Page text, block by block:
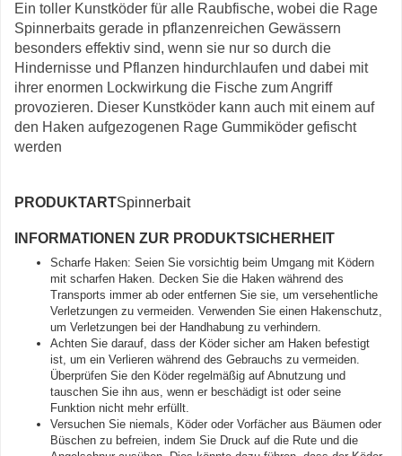
Ein toller Kunstköder für alle Raubfische, wobei die Rage
Spinnerbaits gerade in pflanzenreichen Gewässern
besonders effektiv sind, wenn sie nur so durch die
Hindernisse und Pflanzen hindurchlaufen und dabei mit
ihrer enormen Lockwirkung die Fische zum Angriff
provozieren. Dieser Kunstköder kann auch mit einem auf
den Haken aufgezogenen Rage Gummiköder gefischt
werden
PRODUKTARTSpinnerbait
INFORMATIONEN ZUR PRODUKTSICHERHEIT
Scharfe Haken: Seien Sie vorsichtig beim Umgang mit Ködern
mit scharfen Haken. Decken Sie die Haken während des
Transports immer ab oder entfernen Sie sie, um versehentliche
Verletzungen zu vermeiden. Verwenden Sie einen Hakenschutz,
um Verletzungen bei der Handhabung zu verhindern.
Achten Sie darauf, dass der Köder sicher am Haken befestigt
ist, um ein Verlieren während des Gebrauchs zu vermeiden.
Überprüfen Sie den Köder regelmäßig auf Abnutzung und
tauschen Sie ihn aus, wenn er beschädigt ist oder seine
Funktion nicht mehr erfüllt.
Versuchen Sie niemals, Köder oder Vorfächer aus Bäumen oder
Büschen zu befreien, indem Sie Druck auf die Rute und die